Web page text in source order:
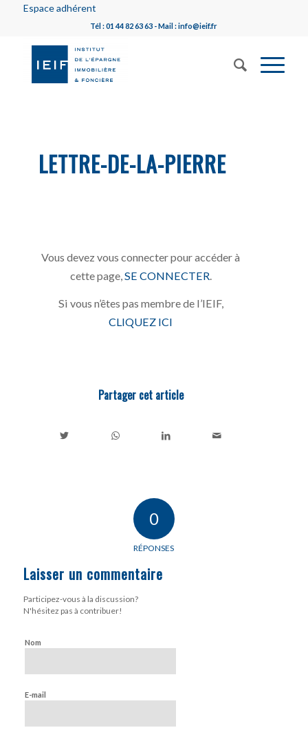
Espace adhérent
Tél : 01 44 82 63 63 - Mail : info@ieif.fr
LETTRE-DE-LA-PIERRE
Vous devez vous connecter pour accéder à
cette page, SE CONNECTER
Si vous n’êtes pas membre de l’IEIF,
CLIQUEZ ICI
Partager cet article
0
RÉPONSES
Laisser un commentaire
Participez-vous à la discussion?
N'hésitez pas à contribuer!
Nom
E-mail